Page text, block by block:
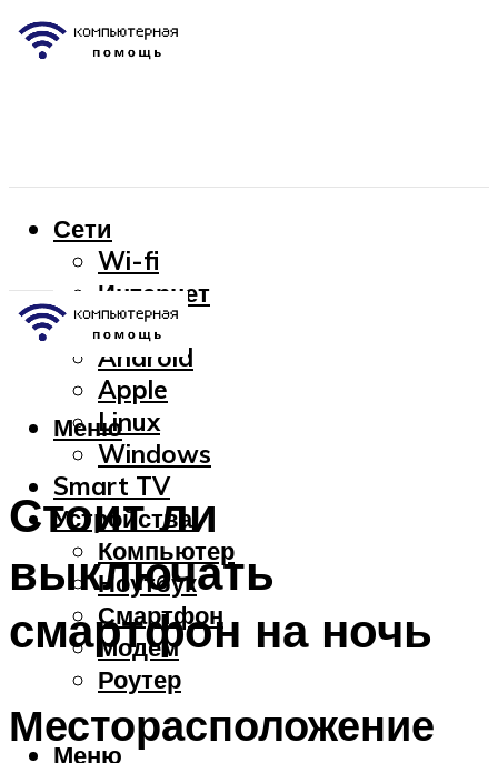
Сети
Wi-fi
Интернет
OC
Android
Apple
Linux
Windows
Smart TV
Устройства
Компьютер
Ноутбук
Смартфон
Модем
Роутер
Меню
Меню
Стоит ли
выключать
смартфон на ночь
Месторасположение